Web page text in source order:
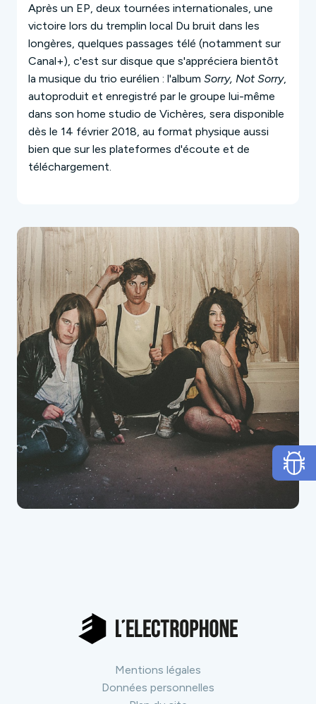
Après un EP, deux tournées internationales, une
victoire lors du tremplin local Du bruit dans les
longères, quelques passages télé (notamment sur
Canal+), c'est sur disque que s'appréciera bientôt
la musique du trio eurélien : l'album Sorry, Not Sorry,
autoproduit et enregistré par le groupe lui-même
dans son home studio de Vichères, sera disponible
dès le 14 février 2018, au format physique aussi
bien que sur les plateformes d'écoute et de
téléchargement.
Mentions légales
Données personnelles